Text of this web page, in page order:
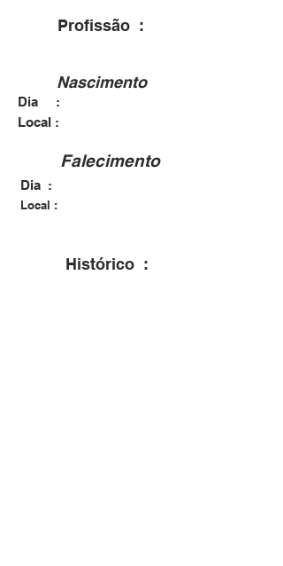
Nascimento
Dia :
Local :
Profissão :
Histórico :
Dia :
Falecimento
Local :